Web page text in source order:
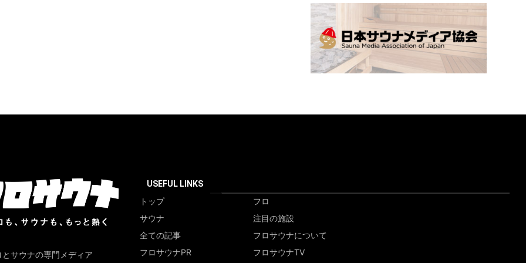
とサウナの専門メディア
USEFUL LINKS
トップ
フロ
サウナ
注目の施設
全ての記事
フロサウナについて
フロサウナPR
フロサウナTV